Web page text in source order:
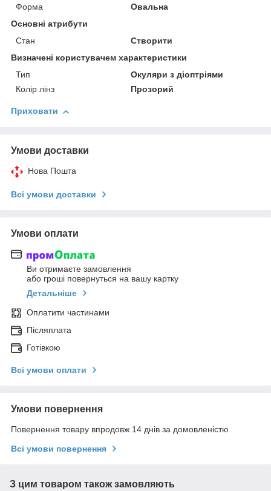
Форма
Овальна
Основні атрибути
Стан
Створити
Визначені користувачем характеристики
Тип
Окуляри з діоптріями
Колір лінз
Прозорий
Приховати
Умови доставки
Нова Пошта
Всі умови доставки
Умови оплати
Ви отримаєте замовлення
або гроші повернуться на вашу картку
Детальніше
Оплатити частинами
Післяплата
Готівкою
Всі умови оплати
Умови повернення
Повернення товару впродовж 14 днів за домовленістю
Всі умови повернення
З цим товаром також замовляють